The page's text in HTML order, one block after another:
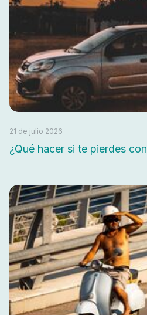
21 de julio 2026
¿Qué hacer si te pierdes